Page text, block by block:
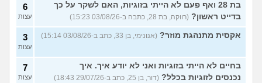
בת 28 ואף פעם לא הייתי בזוגיות, האם לשקר על כך
בדייט ראשון? (רווקה, בת 28, כתבה ב-03/08/26 15:23)
6
עצות
אקסית מתנהגת מוזר? (אנונימי, בן 33, כתב ב-03/08/26 15:14) 3
עצות
בחיים לא הייתי בזוגיות ואני לא יודע איך. איך
נכנסים לזוגיות בכלל? (דור, בן 25, כתב ב-29/07/26 18:43)
7
עצות